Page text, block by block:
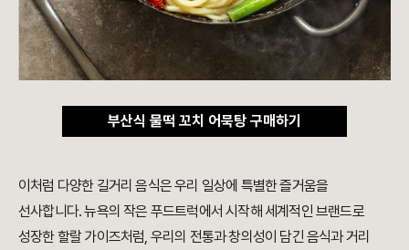
부산식 물떡 꼬치 어묵탕 구매하기
이처럼 다양한 길거리 음식은 우리 일상에 특별한 즐거움을
선사합니다. 뉴욕의 작은 푸드트럭에서 시작해 세계적인 브랜드로
성장한 할랄 가이즈처럼, 우리의 전통과 창의성이 담긴 음식과 거리